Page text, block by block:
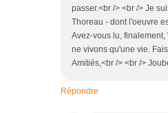
passer.<br /> <br /> Je
Thoreau - dont l'oeuvre
Avez-vous lu,
ne vivons qu'une vie.
Amitiés,<br /> <br />
Répondre